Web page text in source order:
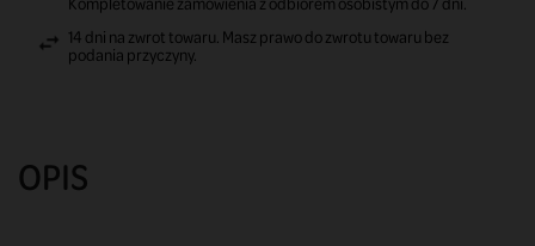
14 dni na zwrot towaru. Masz prawo do zwrotu towaru bez
podania przyczyny.
OPIS